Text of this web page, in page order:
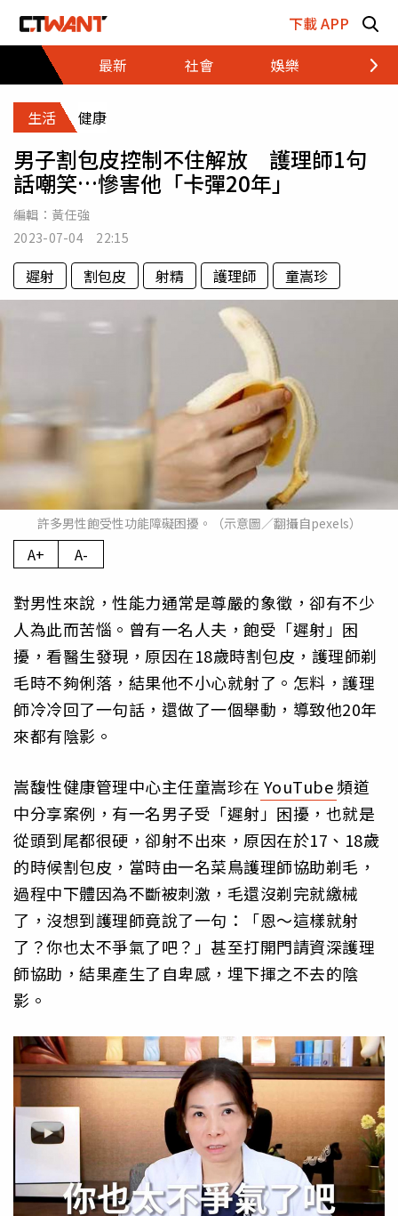
下載 APP
最新
社會 娛樂 財經
生活 健康
男子割包皮控制不住解放 護理師1句
話嘲笑…慘害他「卡彈20年」
編輯： 黃任強
2023-07-04 22:15
遲射 割包皮 射精 護理師 童嵩珍
許多男性飽受性功能障礙困擾。（示意圖／翻攝自pexels）
A+ A-
對男性來說，性能力通常是尊嚴的象徵，卻有不少
人為此而苦惱。曾有一名人夫，飽受「遲射」困
擾，看醫生發現，原因在18歲時割包皮，護理師剃
毛時不夠俐落，結果他不小心就射了。怎料，護理
師冷冷回了一句話，還做了一個舉動，導致他20年
來都有陰影。
嵩馥性健康管理中心主任童嵩珍在 YouTube頻道
中分享案例，有一名男子受「遲射」困擾，也就是
從頭到尾都很硬，卻射不出來，原因在於17、18歲
的時候割包皮，當時由一名菜鳥護理師協助剃毛，
過程中下體因為不斷被刺激，毛還沒剃完就繳械
了，沒想到護理師竟說了一句：「恩～這樣就射
了？你也太不爭氣了吧？」甚至打開門請資深護理
師協助，結果產生了自卑感，埋下揮之不去的陰
影。